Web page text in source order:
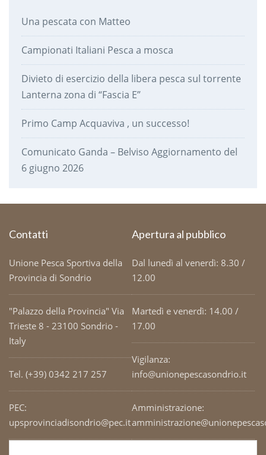
Una pescata con Matteo
Campionati Italiani Pesca a mosca
Divieto di esercizio della libera pesca sul torrente
Lanterna zona di “Fascia E”
Primo Camp Acquaviva , un successo!
Comunicato Ganda – Belviso Aggiornamento del
6 giugno 2026
Contatti
Unione Pesca Sportiva della
Provincia di Sondrio
"Palazzo della Provincia" Via
Trieste 8 - 23100 Sondrio -
Italy
Tel. (+39) 0342 217 257
PEC:
upsprovinciadisondrio@pec.it
Apertura al pubblico
Dal lunedì al venerdì: 8.30 /
12.00
Martedì e venerdì: 14.00 /
17.00
Vigilanza:
info@unionepescasondrio.it
Amministrazione: